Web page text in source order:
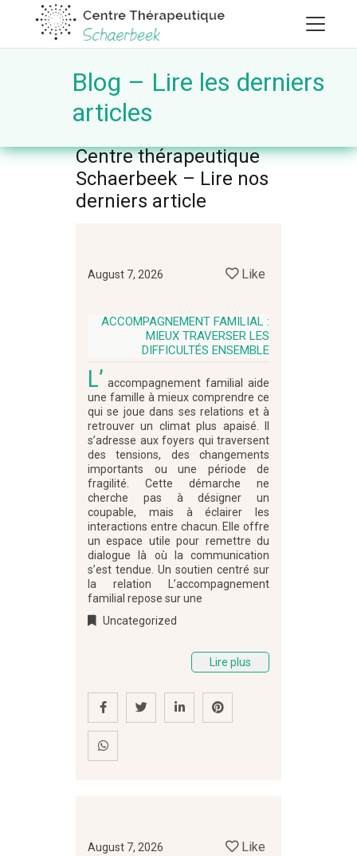
Blog – Lire les derniers
articles
Centre thérapeutique
Schaerbeek – Lire nos
derniers article
August 7, 2026 Like
ACCOMPAGNEMENT FAMILIAL :
MIEUX TRAVERSER LES
DIFFICULTÉS ENSEMBLE
L’ accompagnement familial aide
une famille à mieux comprendre ce
qui se joue dans ses relations et à
retrouver un climat plus apaisé. Il
s’adresse aux foyers qui traversent
des tensions, des changements
importants ou une période de
fragilité. Cette démarche ne
cherche pas à désigner un
coupable, mais à éclairer les
interactions entre chacun. Elle offre
un espace utile pour remettre du
dialogue là où la communication
s’est tendue. Un soutien centré sur
la relation L’accompagnement
familial repose sur une
Uncategorized
Lire plus
August 7, 2026 Like